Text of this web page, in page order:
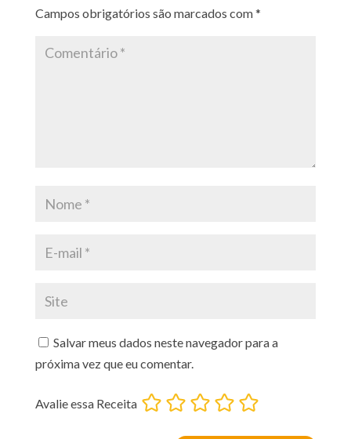
Campos obrigatórios são marcados com*
Salvar meus dados neste navegador para a
próxima vez que eu comentar.
Avalie essa Receita